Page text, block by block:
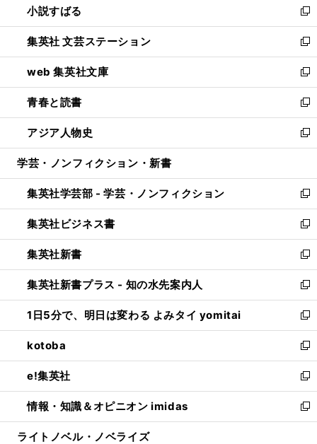
く
で
開
く
い
ウ
ィ
ン
ド
ウ
で
開
く
小説すばる
新
し
い
ウ
ィ
ン
ド
ウ
で
開
集英社 文芸ステーション
新
し
い
ウ
ィ
ン
ド
ウ
開
く
web 集英社文庫
新
し
い
ウ
ィ
ン
ウ
で
開
く
青春と読書
新
し
い
ウ
ン
ド
ウ
で
開
く
アジア人物史
新
し
ウ
ィ
ン
ド
ウ
で
開
く
学芸・ノンフィクション・新書
集英社学芸部 - 学芸・ノンフィクション
新
し
い
ウ
ィ
ン
ド
ウ
で
開
く
集英社ビジネス書
新
し
い
ウ
ィ
ン
ド
ウ
で
開
く
集英社新書
新
し
い
ウ
ィ
ン
ド
ウ
で
開
く
集英社新書プラス - 知の水先案内人
新
し
い
ウ
ィ
ン
ド
ウ
で
開
1日5分で、明日は変わる よみタイ yomitai
新
し
い
ウ
ィ
ン
ド
ウ
kotoba
新
し
い
ウ
ィ
ン
e!集英社
新
し
い
ウ
情報・知識＆オピニオン imidas
新
し
ライトノベル・ノベライズ